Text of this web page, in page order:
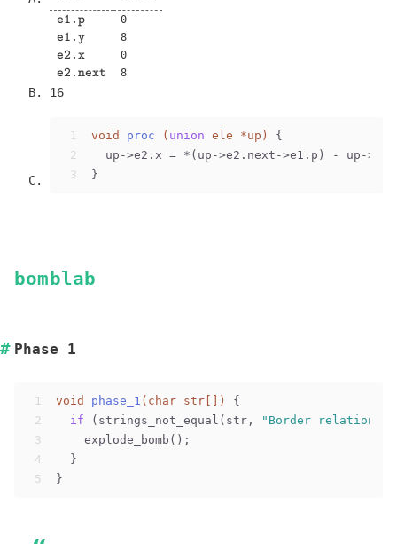
\verb|e1.p|
e1.p 0
\verb|e1.y|
e1.y 8
\verb|e2.x|
e2.x 0
\verb|e2.next|
e2.next 8
16
1
2
3
void proc ( union ele *up)
{
up->e2.x = *(up->e2.next->e1.p) - up-
}
bomblab
Phase 1
1
2
3
4
5
void phase_1 ( char str[])
{
if (strings_not_equal(str,
"Border relations
    explode_bomb();
  }
}